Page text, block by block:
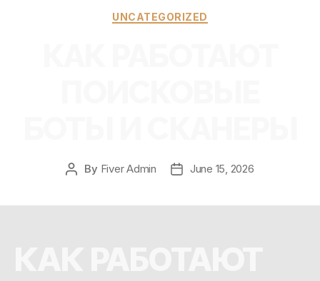
UNCATEGORIZED
By Fiver Admin June 15, 2026